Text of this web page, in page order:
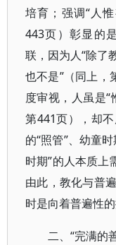
培育；强调“人
443页）彰显的
联，因为人“除了
也不是”（同上，
度审视，人虽是“
第441页），却
的“照管”、幼童
时期”的人本质上
由此，教化与普
时是向着普遍性的
二、“完满的